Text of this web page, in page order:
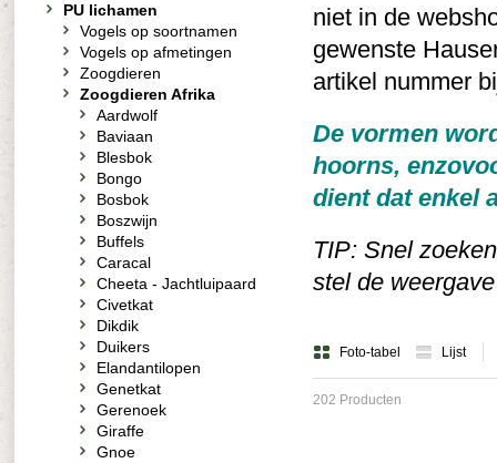
niet in de
gewenste
artikel nummer
De vormen
hoorns,
dient dat enkel
TIP: Snel
stel de
Foto-tabel Lijst
202 Producten
PU lichamen
Vogels op soortnamen
Vogels op afmetingen
Zoogdieren
Zoogdieren Afrika
Aardwolf
Baviaan
Blesbok
Bongo
Bosbok
Boszwijn
Buffels
Caracal
Cheeta - Jachtluipaard
Civetkat
Dikdik
Duikers
Elandantilopen
Genetkat
Gerenoek
Giraffe
Gnoe